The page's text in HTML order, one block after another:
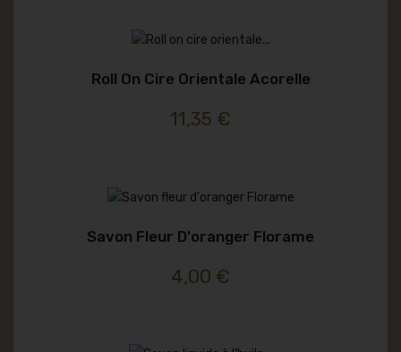
Roll On Cire Orientale Acorelle
11,35 €
Savon Fleur D'oranger Florame
4,00 €